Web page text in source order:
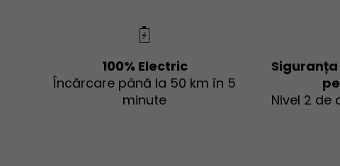
100% Electric
Încărcare până la 50 km în 5
minute
Nivel 2 de